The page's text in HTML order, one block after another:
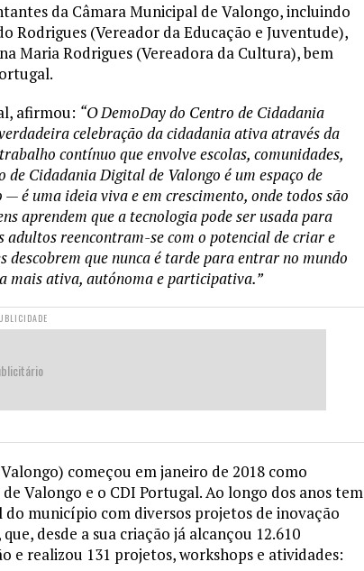
da Câmara Municipal de Valongo, incluindo
Rodrigues (Vereador da Educação e Juventude),
Maria Rodrigues (Vereadora da Cultura), bem
afirmou: “O DemoDay do Centro de Cidadania
celebração da cidadania ativa através da
contínuo que envolve escolas, comunidades,
Cidadania Digital de Valongo é um espaço de
é uma ideia viva e em crescimento, onde todos são
aprendem que a tecnologia pode ser usada para
adultos reencontram-se com o potencial de criar e
que nunca é tarde para entrar no mundo
mais ativa, autónoma e participativa.”
começou em janeiro de 2018 como
Valongo e o CDI Portugal. Ao longo dos anos tem
município com diversos projetos de inovação
desde a sua criação já alcançou 12.610
e realizou 131 projetos, workshops e atividades: